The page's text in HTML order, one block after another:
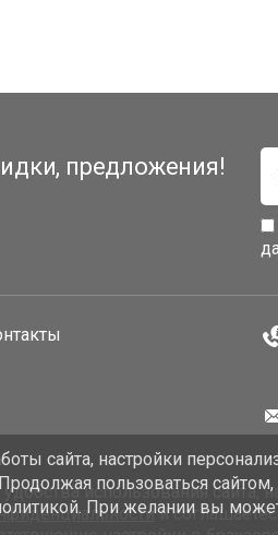
предложения!
использования сайта,
и
сайта, настройки
пользоваться
При желании вы